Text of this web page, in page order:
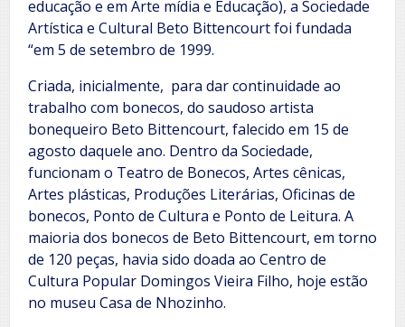
educação e em Arte mídia e Educação), a Sociedade
Artística e Cultural Beto Bittencourt foi fundada
“em 5 de setembro de 1999.
Criada, inicialmente, para dar continuidade ao
trabalho com bonecos, do saudoso artista
bonequeiro Beto Bittencourt, falecido em 15 de
agosto daquele ano. Dentro da Sociedade,
funcionam o Teatro de Bonecos, Artes cênicas,
Artes plásticas, Produções Literárias, Oficinas de
bonecos, Ponto de Cultura e Ponto de Leitura. A
maioria dos bonecos de Beto Bittencourt, em torno
de 120 peças, havia sido doada ao Centro de
Cultura Popular Domingos Vieira Filho, hoje estão
no museu Casa de Nhozinho.